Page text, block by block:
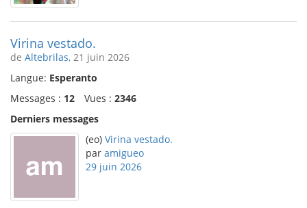
Virina vestado.
de Altebrilas, 21 juin 2026
Langue: Esperanto
Messages : 12 Vues : 2346
Derniers messages
(eo) Virina vestado.
par amigueo
29 juin 2026